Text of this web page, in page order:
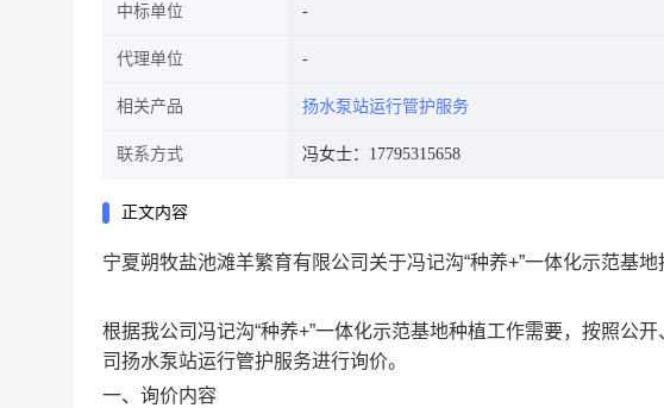
中标单位
代理单位
相关产品 扬水泵站运行管护服务
联系方式 冯女士：17795315658
正文内容
宁夏朔牧盐池滩羊繁育有限公司关于冯记沟“种养+”一体化示范基
根据我公司冯记沟“种养+”一体化示范基地种植工作需要，按照公
司扬水泵站运行管护服务进行询价。
一、询价内容